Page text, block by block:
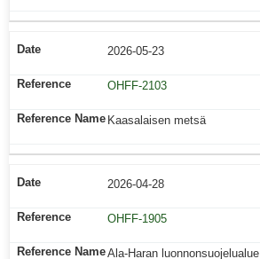
2026-05-23
OHFF-2103
Kaasalaisen metsä
2026-04-28
OHFF-1905
Ala-Haran luonnonsuojelualue